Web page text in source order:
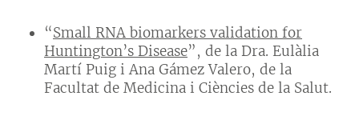
“Small RNA biomarkers validation for
Huntington’s Disease”, de la Dra. Eulàlia
Martí Puig i Ana Gámez Valero, de la
Facultat de Medicina i Ciències de la Salut.